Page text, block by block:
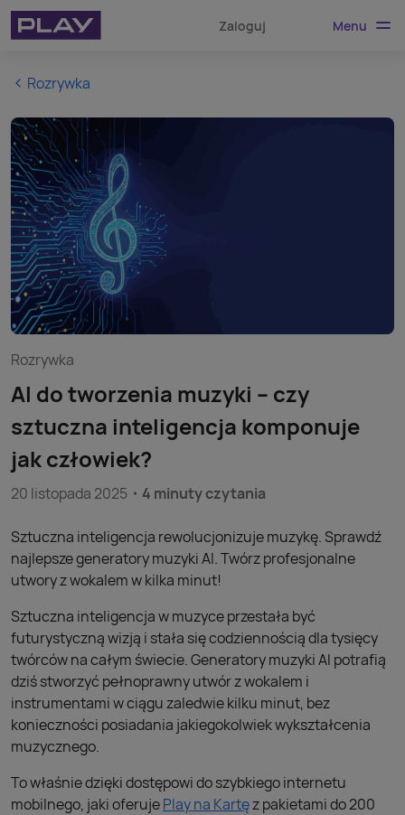
Zaloguj Menu
Rozrywka
Rozrywka
AI do tworzenia muzyki – czy
sztuczna inteligencja komponuje
jak człowiek?
20 listopada 2025 4 minuty czytania
Sztuczna inteligencja rewolucjonizuje muzykę. Sprawdź
najlepsze generatory muzyki AI. Twórz profesjonalne
utwory z wokalem w kilka minut!
Sztuczna inteligencja w muzyce przestała być
futurystyczną wizją i stała się codziennością dla tysięcy
twórców na całym świecie. Generatory muzyki AI potrafią
dziś stworzyć pełnoprawny utwór z wokalem i
instrumentami w ciągu zaledwie kilku minut, bez
konieczności posiadania jakiegokolwiek wykształcenia
muzycznego.
To właśnie dzięki dostępowi do szybkiego internetu
mobilnego, jaki oferujePlay na Kartęz pakietami do 200